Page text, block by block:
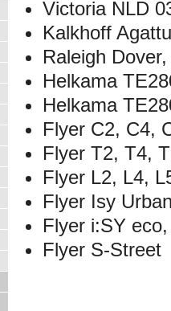
Victoria NLD
Kalkhoff
Raleigh Dover,
Helkama
Helkama
Flyer C2, C4,
Flyer T2, T4,
Flyer L2, L4,
Flyer Isy
Flyer i:SY eco,
Flyer S-Street